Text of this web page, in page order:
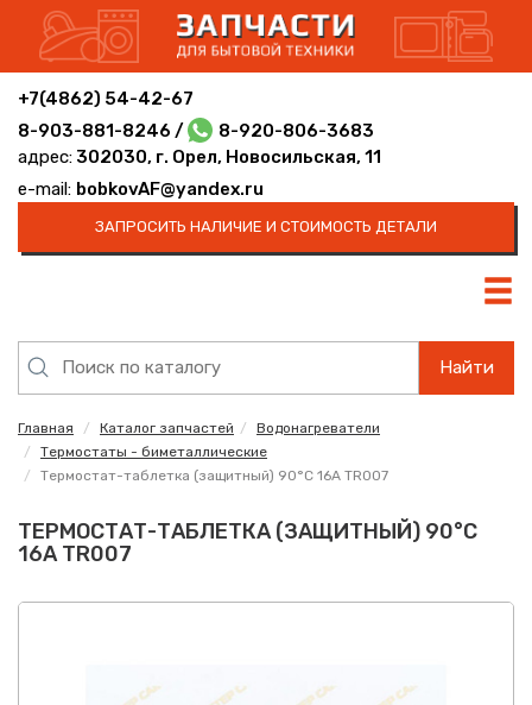
+7(4862) 54-42-67
8-903-881-8246 /
8-920-806-3683
адрес: 302030, г. Орел, Новосильская, 11
e-mail: bobkovAF@yandex.ru
ЗАПРОСИТЬ НАЛИЧИЕ И СТОИМОСТЬ ДЕТАЛИ
Найти
Главная Каталог запчастей
Водонагреватели
Термостаты - биметаллические
Термостат-таблетка (защитный) 90°С 16A TR007
ТЕРМОСТАТ-ТАБЛЕТКА (ЗАЩИТНЫЙ) 90°С
16A TR007